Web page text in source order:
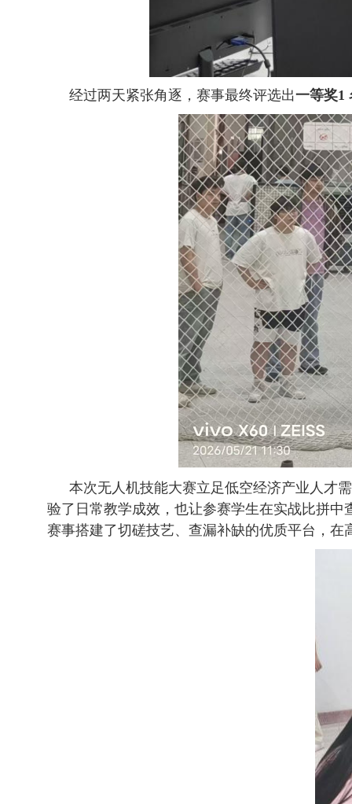
经过两天紧张角逐，赛事最终评选出一等奖1
本次无人机技能大赛立足低空经济产业人才
验了日常教学成效，也让参赛学生在实战比拼
赛事搭建了切磋技艺、查漏补缺的优质平台，